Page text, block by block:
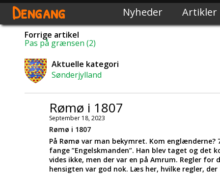
Dengang Nyheder Artikler
Forrige artikel
Pas på grænsen (2)
Aktuelle kategori
Sønderjylland
Rømø i 1807
September 18, 2023
Rømø i 1807
På Rømø var man bekymret. Kom
fange ”Engelskmanden”. Han blev taget og det
vides ikke, men der var en på Amrum. Regler
hensigten var god nok. Læs her, hvilke regler,